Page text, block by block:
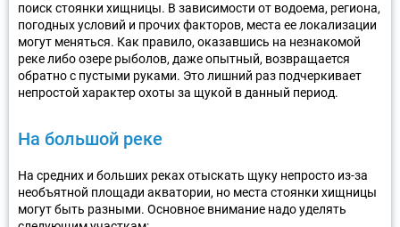
поиск стоянки хищницы. В зависимости от водоема, региона,
погодных условий и прочих факторов, места ее локализации
могут меняться. Как правило, оказавшись на незнакомой
реке либо озере рыболов, даже опытный, возвращается
обратно с пустыми руками. Это лишний раз подчеркивает
непростой характер охоты за щукой в данный период.
На большой реке
На средних и больших реках отыскать щуку непросто из-за
необъятной площади акватории, но места стоянки хищницы
могут быть разными. Основное внимание надо уделять